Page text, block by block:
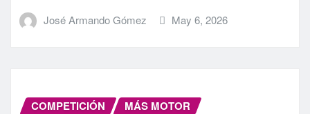
José Armando Gómez May 6, 2026
COMPETICIÓN
MÁS MOTOR